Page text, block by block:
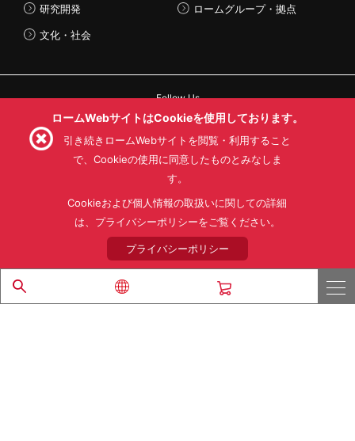
研究開発
文化・社会
ロームグループ・拠点
Follow Us
利用目的
プライバシーポリシー
サイトマップ
ローム製品の販売に関する標準契約条件書(PDF)
© 1997 - 2026 ROHM CO., LTD. ALL RIGHTS RESERVED.
ロームWebサイトはCookieを使用しております。
引き続きロームWebサイトを閲覧・利用すること
で、Cookieの使用に同意したものとみなしま
す。
Cookieおよび個人情報の取扱いに関しての詳細
は、プライバシーポリシーをご覧ください。
プライバシーポリシー